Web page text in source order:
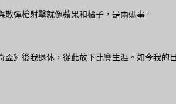
彈槍射擊就像蘋果和橘子，是兩碼事。
》後我退休，從此放下比賽生涯。如今我的